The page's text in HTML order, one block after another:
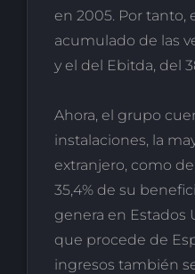
en 2005. Por tanto,
acumulado de las
y el del Ebitda, del
Ahora, el grupo
instalaciones, la
extranjero, como
35,4% de su
genera en Estados
que procede de
ingresos también